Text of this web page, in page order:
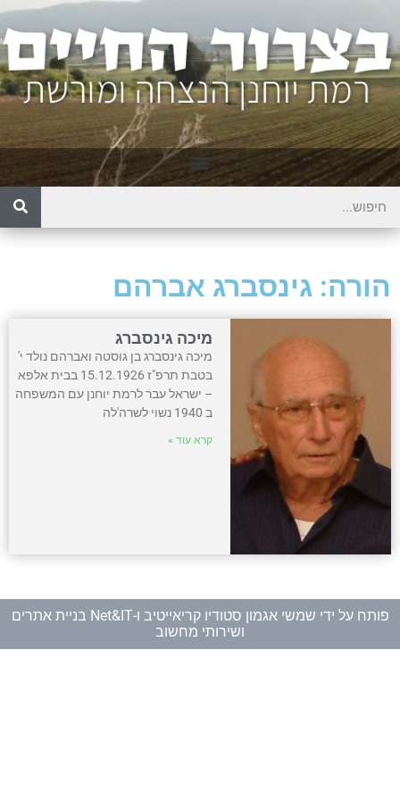
הורה: גינסברג אברהם
מיכה גינסברג
מיכה גינסברג בן גוסטה ואברהם נולד י'
בטבת תרפ"ז 15.12.1926 בבית אלפא
– ישראל עבר לרמת יוחנן עם המשפחה
ב 1940 נשוי לשרה'לה
קרא עוד »
פותח על ידי שמשי אגמון סטודיו קריאייטיב ו-
Net&IT בניית אתרים
ושירותי מחשוב